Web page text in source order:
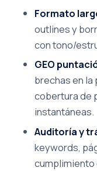
Formato
outlines y
con tono/
GEO
brechas en
cobertura de
instantáneas.
Auditoría y
keywords,
cumplimiento